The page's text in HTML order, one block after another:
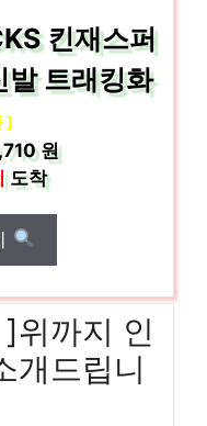
킨재스퍼
발 트래킹화
]
원
도착
위까지 인
개드립니